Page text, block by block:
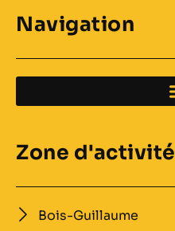
Navigation
Zone d'activité
Bois-Guillaume